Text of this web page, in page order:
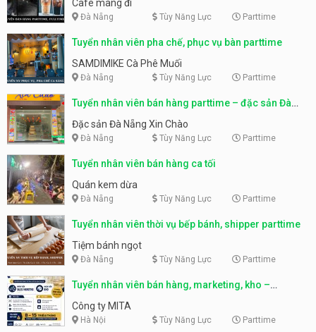
Cafe mang đi
Đà Nẵng Tùy Năng Lực Parttime
Tuyển nhân viên pha chế, phục vụ bàn parttime
SAMDIMIKE Cà Phê Muối
Đà Nẵng Tùy Năng Lực Parttime
Tuyển nhân viên bán hàng parttime – đặc sản Đà
Nẵng
Đặc sản Đà Nẵng Xin Chào
Đà Nẵng Tùy Năng Lực Parttime
Tuyển nhân viên bán hàng ca tối
Quán kem dừa
Đà Nẵng Tùy Năng Lực Parttime
Tuyển nhân viên thời vụ bếp bánh, shipper parttime
Tiệm bánh ngọt
Đà Nẵng Tùy Năng Lực Parttime
Tuyển nhân viên bán hàng, marketing, kho –
parttime, fulltime
Công ty MITA
Hà Nội Tùy Năng Lực Parttime